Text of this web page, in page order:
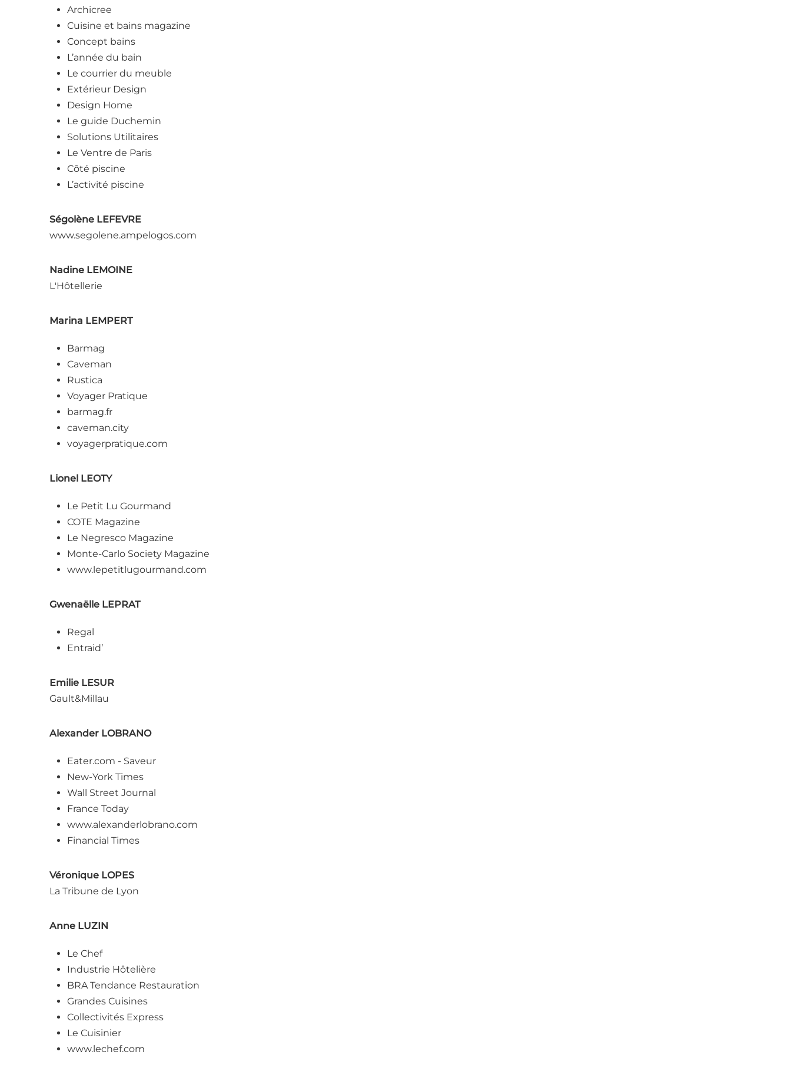
Archicree
Cuisine et bains magazine
Concept bains
L’année du bain
Le courrier du meuble
Extérieur Design
Design Home
Le guide Duchemin
Solutions Utilitaires
Le Ventre de Paris
Côté piscine
L’activité piscine
Ségolène LEFEVRE
www.segolene.ampelogos.com
Nadine LEMOINE
L'Hôtellerie
Marina LEMPERT
Barmag
Caveman
Rustica
Voyager Pratique
barmag.fr
caveman.city
voyagerpratique.com
Lionel LEOTY
Le Petit Lu Gourmand
COTE Magazine
Le Negresco Magazine
Monte-Carlo Society Magazine
www.lepetitlugourmand.com
Gwenaëlle LEPRAT
Regal
Entraid’
Emilie LESUR
Gault&Millau
Alexander LOBRANO
Eater.com - Saveur
New-York Times
Wall Street Journal
France Today
www.alexanderlobrano.com
Financial Times
Véronique LOPES
La Tribune de Lyon
Anne LUZIN
Le Chef
Industrie Hôtelière
BRA Tendance Restauration
Grandes Cuisines
Collectivités Express
Le Cuisinier
www.lechef.com